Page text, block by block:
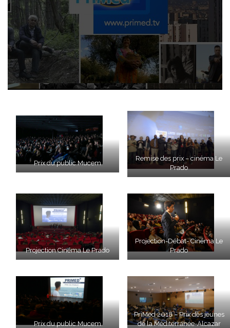
Prix du public Mucem
Remise des prix – cinéma Le
Prado
Projection Cinéma Le Prado
Projection-Débat- Cinéma Le
Prado
Prix du public Mucem
PriMed 2018 – Prix des jeunes
de la Méditerranée-Alcazar